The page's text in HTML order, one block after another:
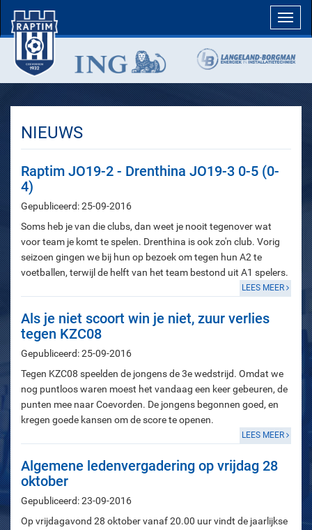
NIEUWS
Raptim JO19-2 - Drenthina JO19-3 0-5 (0-
4)
Gepubliceerd: 25-09-2016
Soms heb je van die clubs, dan weet je nooit tegenover wat
voor team je komt te spelen. Drenthina is ook zo'n club. Vorig
seizoen gingen we bij hun op bezoek om tegen hun A2 te
voetballen, terwijl de helft van het team bestond uit A1 spelers.
LEES MEER
Als je niet scoort win je niet, zuur verlies
tegen KZC08
Gepubliceerd: 25-09-2016
Tegen KZC08 speelden de jongens de 3e wedstrijd. Omdat we
nog puntloos waren moest het vandaag een keer gebeuren, de
punten mee naar Coevorden. De jongens begonnen goed, en
kregen goede kansen om de score te openen.
LEES MEER
Algemene ledenvergadering op vrijdag 28
oktober
Gepubliceerd: 23-09-2016
Op vrijdagavond 28 oktober vanaf 20.00 uur vindt de jaarlijkse